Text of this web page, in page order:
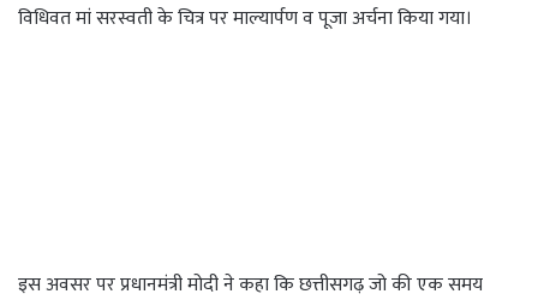
विधिवत मां सरस्वती के चित्र पर माल्यार्पण व पूजा अर्चना किया गया।
इस अवसर पर प्रधानमंत्री मोदी ने कहा कि छत्तीसगढ़ जो की एक समय